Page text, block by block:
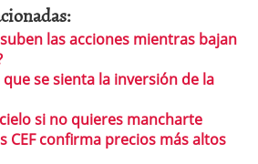
las acciones mientras bajan
se sienta la inversión de la
si no quieres mancharte
CEF confirma precios más altos